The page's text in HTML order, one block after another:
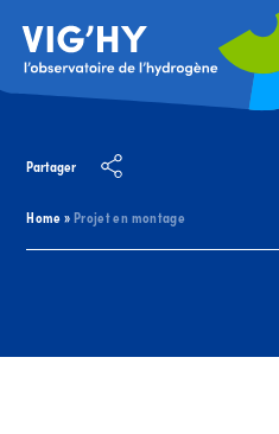
Home»Projet en montage
Partager